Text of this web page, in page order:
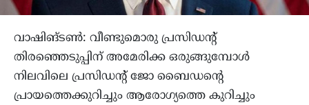
വാഷിങ്ടൺ: വീണ്ടുമൊരു പ്രസിഡന്റ്
തിരഞ്ഞെടുപ്പിന് അമേരിക്ക ഒരുങ്ങുമ്പോൾ
നിലവിലെ പ്രസിഡന്റ് ജോ ബൈഡന്റെ
പ്രായത്തെക്കുറിച്ചും ആരോഗ്യത്തെ കുറിച്ചും